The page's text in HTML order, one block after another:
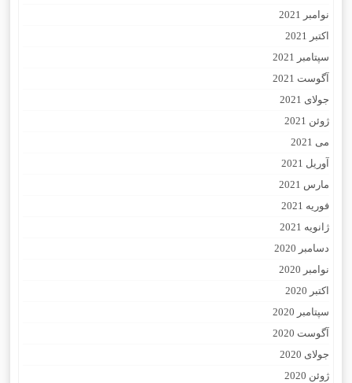
نوامبر 2021
اکتبر 2021
سپتامبر 2021
آگوست 2021
جولای 2021
ژوئن 2021
می 2021
آوریل 2021
مارس 2021
فوریه 2021
ژانویه 2021
دسامبر 2020
نوامبر 2020
اکتبر 2020
سپتامبر 2020
آگوست 2020
جولای 2020
ژوئن 2020